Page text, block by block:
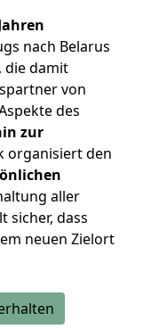
nach Belarus
die damit
von
des
zur
organisiert den
aller
sicher, dass
neuen Zielort